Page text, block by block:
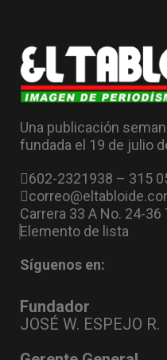
Una publicación
fundada el 19 de julio
602-2321938 – 315
Carrera 33 A No. 24-
Elemento de lista
Síguenos en:
Fundador
JOSÉ W. ESPEJO R.